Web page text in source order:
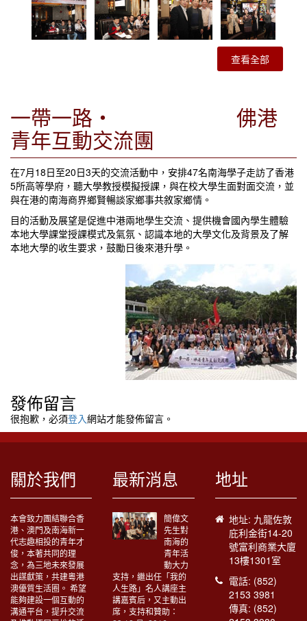
查看全部
一帶一路‧ 佛港
青年互動交流團
在7月18日至20日3天的交流活動中，安排47名南海學子走訪了香港
5所高等學府，聽大學教授模擬授課，與在校大學生面對面交流，並
與在港的南海商界鄉賢暢談家鄉事共敘家鄉情。
目的活動及展望是促進中港兩地學生交流、提供機會國內學生體驗
本地大學課堂授課模式及氣氛、認識本地的大學文化及背景及了解
本地大學的收生要求，鼓勵日後來港升學。
發佈留言
很抱歉，必須登入網站才能發佈留言。
關於我們
本會致力團結聯合香
港、澳門及南海新一
代志趣相投的青年才
俊，本著共同的理
念，為三地未來發展
出謀獻策，共建粵港
澳優質生活圈。 希望
能夠建設一個互動的
溝通平台，提升交流
最新消息
簡偉文
先生對
南海的
青年活
動大力
支持，繼出任「我的
人生路」名人講座主
講嘉賓后，又主動出
席，支持和贊助：
地址
地址: 九龍佐敦
庇利金街14-20
號富利商業大廈
13樓1301室
電話: (852)
2153 3981
傳真: (852)